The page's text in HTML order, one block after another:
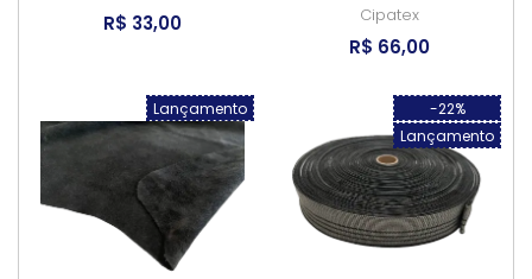
R$ 33,00 Cipatex
R$ 66,00
Lançamento
-22%
Lançamento